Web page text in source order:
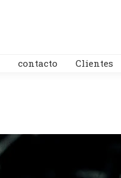
contacto
Clientes